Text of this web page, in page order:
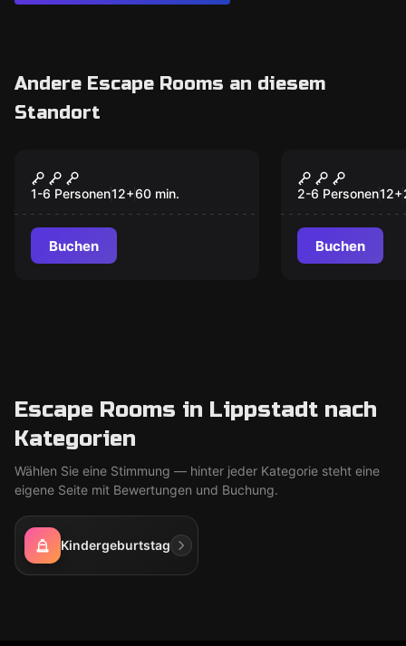
Andere Escape Rooms an diesem
Standort
The Evidence
1-6 Personen12+60 min.
Buchen
Neu
Escape
2-6 Personen12+
Buchen
Escape Rooms in Lippstadt nach
Kategorien
Wählen Sie eine Stimmung — hinter jeder Kategorie steht eine
eigene Seite mit Bewertungen und Buchung.
Kindergeburtstag